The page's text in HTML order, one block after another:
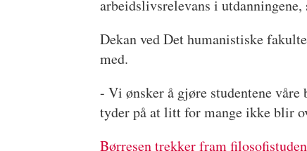
arbeidslivsrelevans i
Dekan ved Det humanistiske
med.
- Vi ønsker å gjøre studentene våre
tyder på at litt for mange ikke blir
Børresen trekker fram